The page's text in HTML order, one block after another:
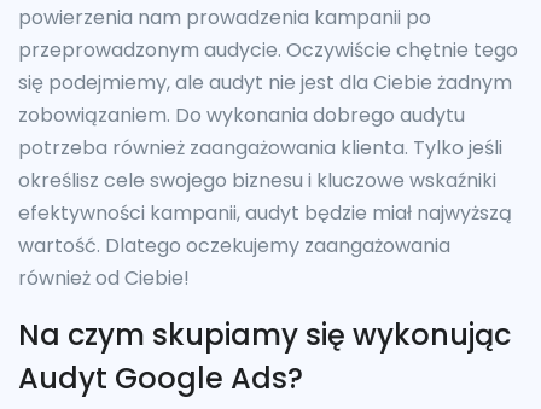
powierzenia nam prowadzenia kampanii po
przeprowadzonym audycie. Oczywiście chętnie tego
się podejmiemy, ale audyt nie jest dla Ciebie żadnym
zobowiązaniem. Do wykonania dobrego audytu
potrzeba również zaangażowania klienta. Tylko jeśli
określisz cele swojego biznesu i kluczowe wskaźniki
efektywności kampanii, audyt będzie miał najwyższą
wartość. Dlatego oczekujemy zaangażowania
również od Ciebie!
Na czym skupiamy się wykonując
Audyt Google Ads?